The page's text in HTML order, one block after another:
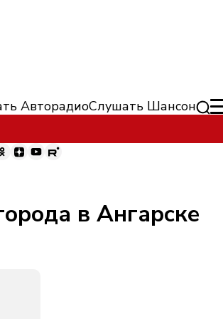
АвторадиоСлушать Шансон
в Ангарске